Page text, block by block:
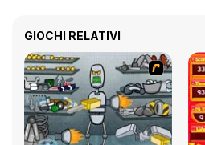
GIOCHI RELATIVI